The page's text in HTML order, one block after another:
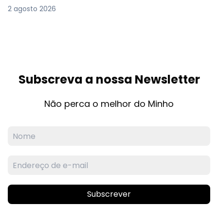
2 agosto 2026
Subscreva a nossa Newsletter
Não perca o melhor do Minho
Subscrever